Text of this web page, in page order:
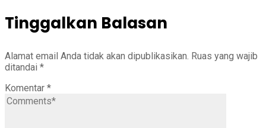
Tinggalkan Balasan
Alamat email Anda tidak akan dipublikasikan. Ruas yang wajib
ditandai *
Komentar *